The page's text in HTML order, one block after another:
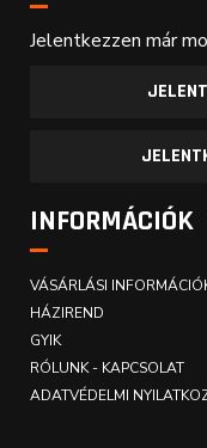
Jelentkezzen már
INFORMÁCIÓK
VÁSÁRLÁSI
HÁZIREND
GYIK
RÓLUNK - KAPCSOLAT
ADATVÉDELMI